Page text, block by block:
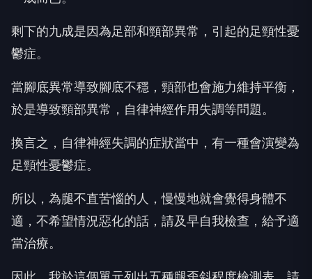
剩下的九成是因為足部和頸部異常，引起的足頸性憂
鬱症。
當腳底異常導致腳底不穩，頸部也會施力維持平衡，
於是導致頸部異常，自律神經作用失調等問題。
換言之，自律神經失調的症狀當中，有一種會演變為
足頸性憂鬱症。
所以，為腿不直苦惱的人，慢慢地就會覺得身體不
適，不希望情況惡化的話，請及早自我檢查，給予適
當治療。